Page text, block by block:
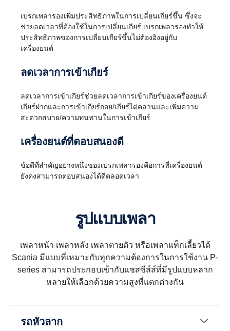
การถอยหลัง
ใช้เฟืองแพลเนตในการถอยหลังแทนการใช้เกียร์ถอย
หลัง โซลูชันนี้มาพร้อมแปดเกียร์สำหรับการถอยหลัง
ด้วยความเร็วสูงสุดถึง 30 กม./ชม. (ฟังก์ชันนี้มี
ประโยชน์เช่นเมื่อรถบรรทุกที่มีกระบะแบบยกเทต้อง
ถอยหลังเป็นระยะทางไกล)
เบรกเพลารองเพิ่มประสิทธิภาพในการเปลี่ยนเกียร์ขึ้น ซึ่งจะ
ช่วยลดเวลาที่ต้องใช้ในการเปลี่ยนเกียร์ เบรกเพลารองทำให้
ประสิทธิภาพของการเปลี่ยนเกียร์ขึ้นไม่ต้องอิงอยู่กับ
เครื่องยนต์
ลดเวลาการเข้าเกียร์
ลดเวลาการเข้าเกียร์ช่วยลดเวลาการเข้าเกียร์ของเครื่องยนต์
เกียร์ฝากและการเข้าเกียร์ถอย/เกียร์ไต่คลานและเพิ่มความ
สะดวกสบาย/ความทนทานในการเข้าเกียร์
เครื่องยนต์ที่ตอบสนองดี
ข้อดีที่สำคัญอย่างหนึ่งของเบรกเพลารองคือการที่เครื่องยนต์
ยังคงสามารถตอบสนองได้ดีตลอดเวลา
รูปแบบเพลา
เพลาหน้า เพลาหลัง เพลาตายตัว หรือเพลาแท็กเลี้ยวได้
Scania มีแบบที่เหมาะกับทุกความต้องการในการใช้งาน P-
series สามารถประกอบเข้ากับแชสซีส์ส์ที่มีรูปแบบหลาก
หลายให้เลือกด้วยความสูงที่แตกต่างกัน
รถหัวลาก